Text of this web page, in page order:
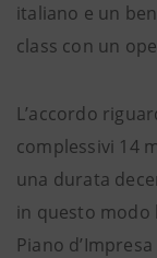
italiano e un
class con un
L’accordo
complessivi 14
una durata
in questo modo
Piano